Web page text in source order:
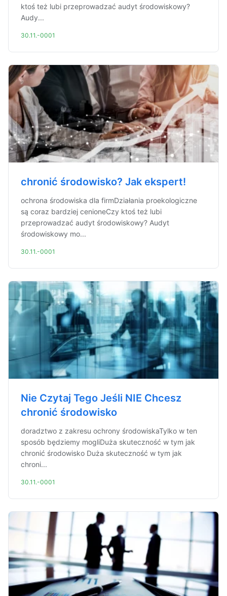
ktoś też lubi przeprowadzać audyt środowiskowy?
Audy...
30.11.-0001
chronić środowisko? Jak ekspert!
ochrona środowiska dla firmDziałania proekologiczne
są coraz bardziej cenioneCzy ktoś też lubi
przeprowadzać audyt środowiskowy? Audyt
środowiskowy mo...
30.11.-0001
Nie Czytaj Tego Jeśli NIE Chcesz
chronić środowisko
doradztwo z zakresu ochrony środowiskaTylko w ten
sposób będziemy mogliDuża skuteczność w tym jak
chronić środowisko Duża skuteczność w tym jak
chroni...
30.11.-0001